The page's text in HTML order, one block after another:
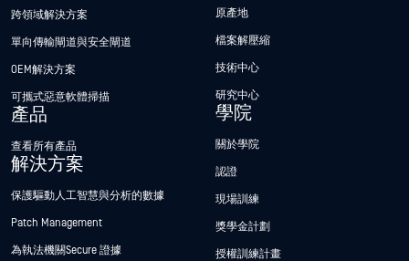
跨領域解決方案
單向傳輸閘道與安全閘道
OEM解決方案
可攜式惡意軟體掃描
產品
查看所有產品
解決方案
保護驅動人工智慧與分析的數據
Patch Management
為執法機關Secure 證據
原產地
檔案解壓縮
技術中心
研究中心
學院
關於學院
認證
現場訓練
獎學金計劃
授權訓練計畫